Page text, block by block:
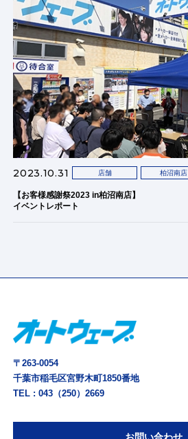
2023.10.31 店舗 柏沼南店
【お客様感謝祭2023 in柏沼南店】
イベントレポート
〒263-0054
千葉市稲毛区宮野木町1850番地
TEL :043（250）2669